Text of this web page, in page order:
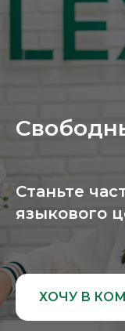
Станьте
языкового
ХОЧУ В